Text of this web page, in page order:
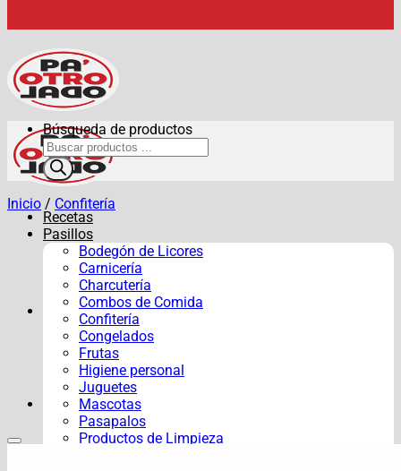
Recetas
Pasillos
Bodegón de Licores
Carnicería
Charcutería
Combos de Comida
Confitería
Congelados
Frutas
Higiene personal
Juguetes
Mascotas
Pasapalos
Productos de Limpieza
Búsqueda de productos
Inicio / Confitería